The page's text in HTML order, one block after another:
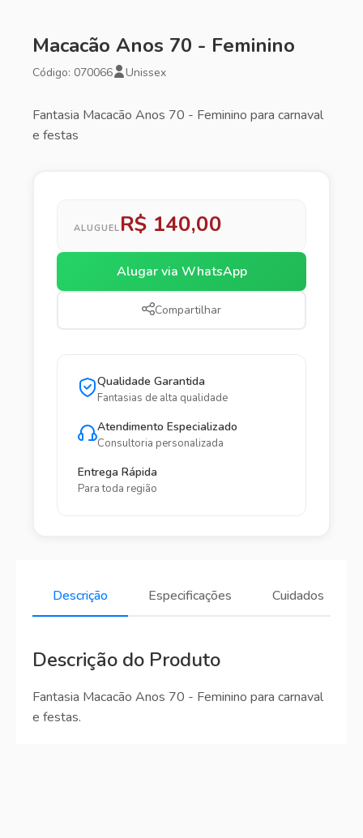
Macacão Anos 70 - Feminino
Código: 070066 Unissex
Fantasia Macacão Anos 70 - Feminino para carnaval
e festas
ALUGUEL R$ 140,00
Alugar via WhatsApp
Compartilhar
Qualidade Garantida
Fantasias de alta qualidade
Atendimento Especializado
Consultoria personalizada
Entrega Rápida
Para toda região
Descrição Especificações Cuidados
Descrição do Produto
Fantasia Macacão Anos 70 - Feminino para carnaval
e festas.